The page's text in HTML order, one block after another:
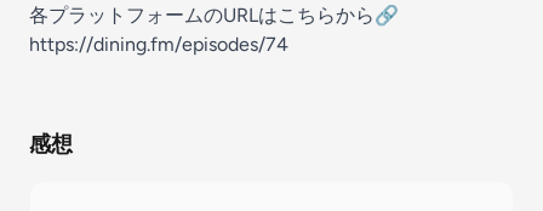
各プラットフォームのURLはこちらから🔗
⁠⁠⁠⁠⁠⁠⁠⁠https://dining.fm/episodes/74
感想